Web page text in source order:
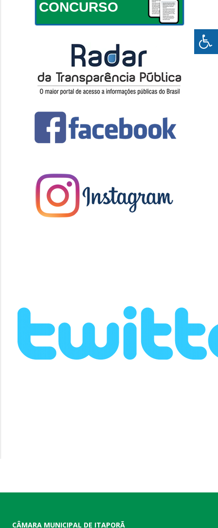
CONCURSO
CÂMARA MUNICIPAL DE ITAPORÃ